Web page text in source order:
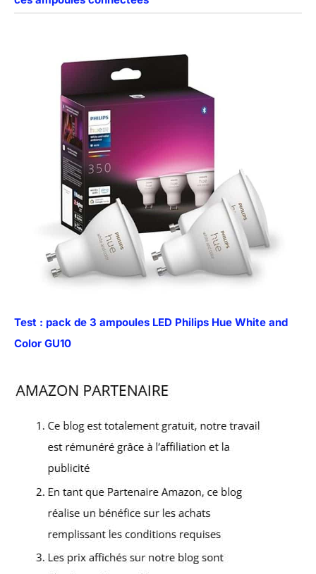
Test : pack de 3 ampoules LED Philips Hue White and
Color GU10